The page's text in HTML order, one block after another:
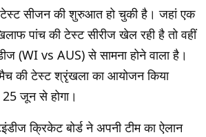
सीजन की शुरुआत हो चुकी है। जहां एक
पांच की टेस्ट सीरीज खेल रही है तो वहीं
(WI vs AUS) से सामना होने वाला है।
मैच की टेस्ट श्रृंखला का आयोजन किया
जून से होगा।
क्रिकेट बोर्ड ने अपनी टीम का ऐलान